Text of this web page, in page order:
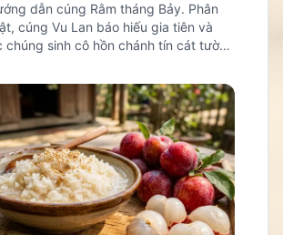
dẫn cúng Rằm tháng Bảy. Phân
cúng Vu Lan báo hiếu gia tiên và
sinh cô hồn chánh tín cát tường